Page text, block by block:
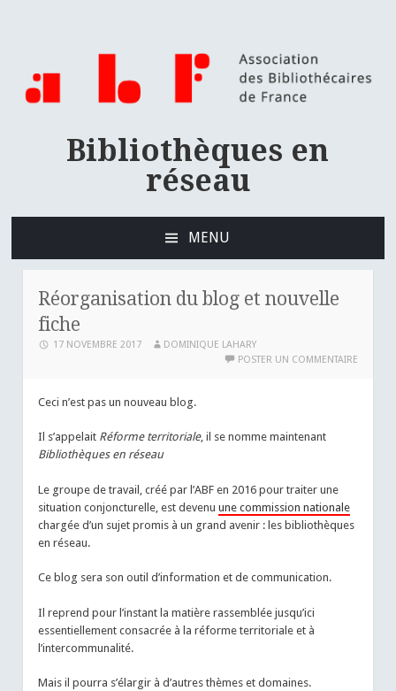
Bibliothèques en
réseau
MENU
CONTENU
PRINCIPAL
Réorganisation du blog et nouvelle
fiche
17 NOVEMBRE 2017
DOMINIQUE LAHARY
POSTER UN COMMENTAIRE
Ceci n’est pas un nouveau blog.
Il s’appelait Réforme territoriale, il se nomme maintenant
Bibliothèques en réseau
Le groupe de travail, créé par l’ABF en 2016 pour traiter une
situation conjoncturelle, est devenuune commission nationale
chargée d’un sujet promis à un grand avenir : les bibliothèques
en réseau.
Ce blog sera son outil d’information et de communication.
Il reprend pour l’instant la matière rassemblée jusqu’ici
essentiellement consacrée à la réforme territoriale et à
l’intercommunalité.
Mais il pourra s’élargir à d’autres thèmes et domaines.